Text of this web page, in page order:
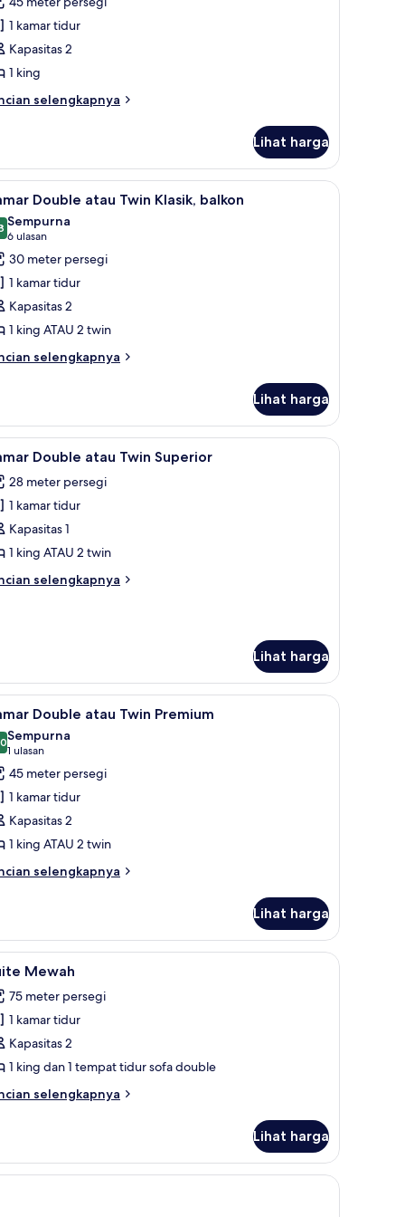
1 kamar tidur
Kapasitas 2
1 king
selengkapnya
Lihat harga
kerja Seprai antialergi, minibar, brankas, dan meja
6 Double atau Twin Klasik, balkon
dari 10
Sempurna
6 ulasan
(6
ulasan)
30 meter persegi
1 kamar tidur
Kapasitas 2
1 king ATAU 2 twin
selengkapnya
Lihat harga
kerja Seprai antialergi, minibar, brankas, dan meja
7 Double atau Twin Superior
28 meter persegi
1 kamar tidur
Kapasitas 1
1 king ATAU 2 twin
selengkapnya
Lihat harga
kerja Seprai antialergi, minibar, brankas, dan meja
10 Double atau Twin Premium
dari 10
Sempurna
1 ulasan
(1
ulasan)
45 meter persegi
1 kamar tidur
Kapasitas 2
1 king ATAU 2 twin
selengkapnya
Lihat harga
kerja Seprai antialergi, minibar, brankas, dan meja
9 Mewah
75 meter persegi
1 kamar tidur
Kapasitas 2
1 king dan 1 tempat tidur sofa double
selengkapnya
Lihat harga